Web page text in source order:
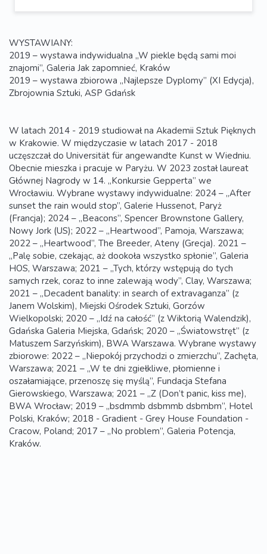
WYSTAWIANY:
2019 – wystawa indywidualna „W piekle będą sami moi
znajomi”, Galeria Jak zapomnieć, Kraków
2019 – wystawa zbiorowa „Najlepsze Dyplomy” (XI Edycja),
Zbrojownia Sztuki, ASP Gdańsk
W latach 2014 - 2019 studiował na Akademii Sztuk Pięknych
w Krakowie. W międzyczasie w latach 2017 - 2018
uczęszczał do Universität für angewandte Kunst w Wiedniu.
Obecnie mieszka i pracuje w Paryżu. W 2023 został laureat
Głównej Nagrody w 14. „Konkursie Gepperta” we
Wrocławiu. Wybrane wystawy indywidualne: 2024 – „After
sunset the rain would stop”, Galerie Hussenot, Paryż
(Francja); 2024 – „Beacons”, Spencer Brownstone Gallery,
Nowy Jork (US); 2022 – „Heartwood”, Pamoja, Warszawa;
2022 – „Heartwood”, The Breeder, Ateny (Grecja). 2021 –
„Palę sobie, czekając, aż dookoła wszystko spłonie”, Galeria
HOS, Warszawa; 2021 – „Tych, którzy wstępują do tych
samych rzek, coraz to inne zalewają wody”, Clay, Warszawa;
2021 – „Decadent banality: in search of extravaganza” (z
Janem Wolskim), Miejski Ośrodek Sztuki, Gorzów
Wielkopolski; 2020 – „Idź na całość” (z Wiktorią Walendzik),
Gdańska Galeria Miejska, Gdańsk; 2020 – „Światowstręt” (z
Matuszem Sarzyńskim), BWA Warszawa. Wybrane wystawy
zbiorowe: 2022 – „Niepokój przychodzi o zmierzchu”, Zachęta,
Warszawa; 2021 – „W te dni zgiełkliwe, płomienne i
oszałamiające, przenoszę się myślą”, Fundacja Stefana
Gierowskiego, Warszawa; 2021 – „Z (Don’t panic, kiss me),
BWA Wrocław; 2019 – „bsdmmb dsbmmb dsbmbm”, Hotel
Polski, Kraków; 2018 - Gradient - Grey House Foundation -
Cracow, Poland; 2017 – „No problem”, Galeria Potencja,
Kraków.